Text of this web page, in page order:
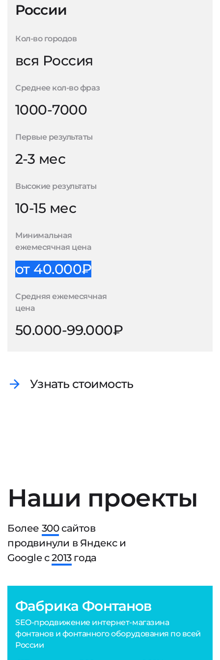
России
Кол-во городов
вся Россия
Среднее кол-во фраз
1000-7000
Первые результаты
2-3 мес
Высокие результаты
10-15 мес
Минимальная
ежемесячная цена
от 40.000₽
Средняя ежемесячная
цена
50.000-99.000₽
Узнать стоимость
Наши проекты
Более 300сайтов
продвинули в Яндекс и
Google с2013года
Фабрика Фонтанов
SEO-продвижение интернет-магазина
фонтанов и фонтанного оборудования по всей
России